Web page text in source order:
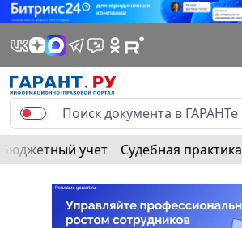
Бюджетный учет Судебная практика